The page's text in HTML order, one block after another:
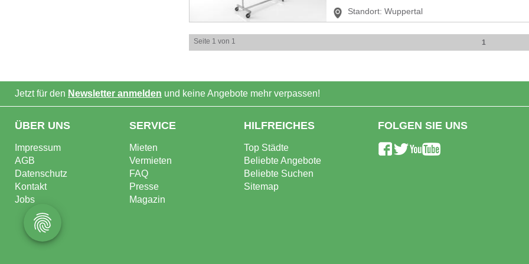
Standort: Wuppertal
Seite 1 von 1 1
Jetzt für den Newsletter anmelden und keine Angebote mehr verpassen!
ÜBER UNS
Impressum
AGB
Datenschutz
Kontakt
Jobs
SERVICE
Mieten
Vermieten
FAQ
Presse
Magazin
HILFREICHES
Top Städte
Beliebte Angebote
Beliebte Suchen
Sitemap
FOLGEN SIE UNS